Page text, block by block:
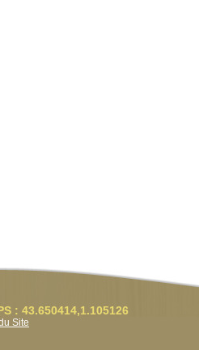
: 43.650414,1.105126
Site